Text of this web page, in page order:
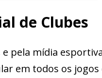
de Clubes
pela mídia
em todos os jogos